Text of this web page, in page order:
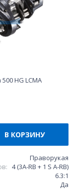
HG LCMA
В КОРЗИНУ
Праворукая
4 (3A-RB + 1 S A-RB)
6.3:1
Да